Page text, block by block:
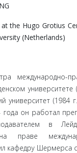
the Hugo Grotius
(Netherlands)
международно-
университет (1984
года он работал
в
на праве
кафедру Шермерса